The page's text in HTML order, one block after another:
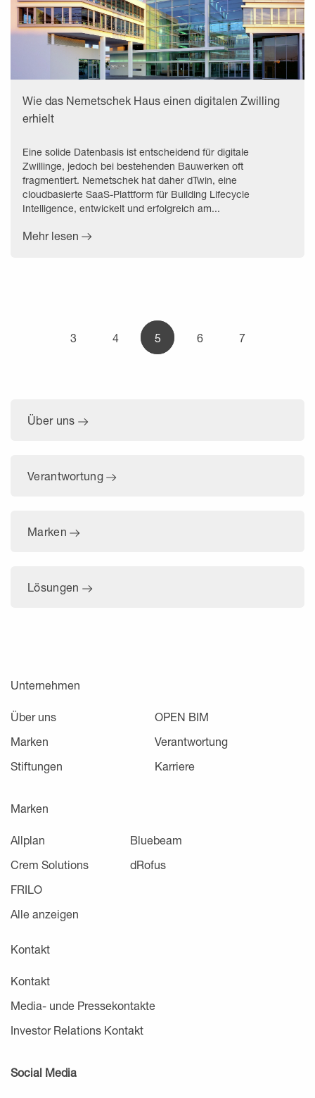
Wie das Nemetschek Haus einen digitalen Zwilling
erhielt
Eine solide Datenbasis ist entscheidend für digitale
Zwillinge, jedoch bei bestehenden Bauwerken oft
fragmentiert. Nemetschek hat daher dTwin, eine
cloudbasierte SaaS-Plattform für Building Lifecycle
Intelligence, entwickelt und erfolgreich am...
Mehr lesen
3 4 5 6 7
Über uns
Verantwortung
Marken
Lösungen
Unternehmen
Über uns
OPEN BIM
Marken
Verantwortung
Stiftungen
Karriere
Marken
Allplan
Bluebeam
Crem Solutions
dRofus
FRILO
Alle anzeigen
Kontakt
Kontakt
Media- unde Pressekontakte
Investor Relations Kontakt
Social Media